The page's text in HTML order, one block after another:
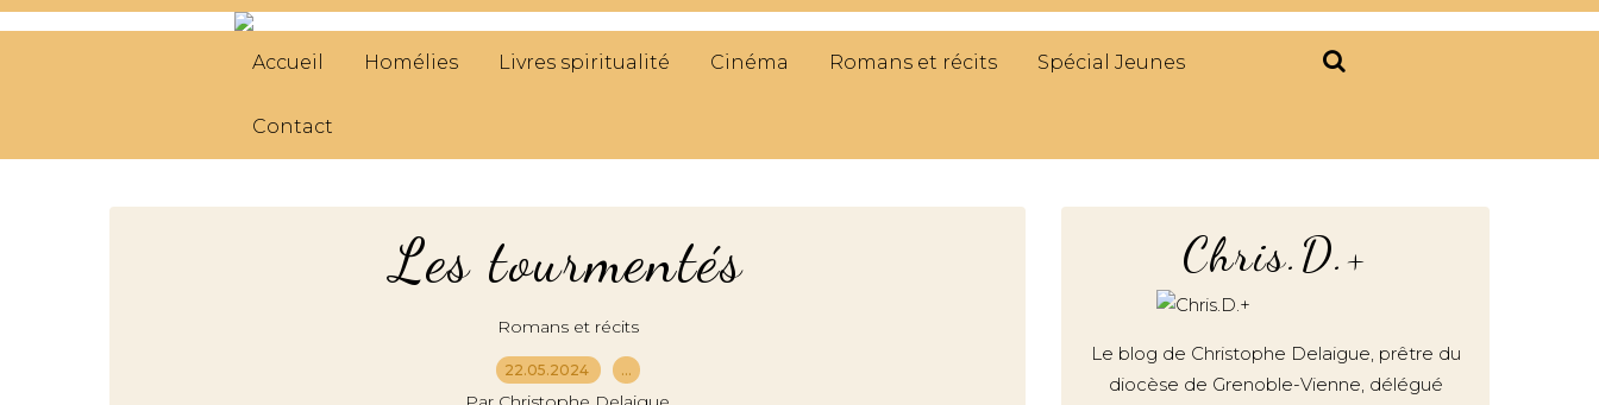
Accueil Homélies Livres spiritualité Cinéma Romans et récits Spécial Jeunes
Contact
Les tourmentés
Romans et récits
22.05.2024 …
Chris.D.+
Le blog de Christophe Delaigue, prêtre du
diocèse de Grenoble-Vienne, délégué